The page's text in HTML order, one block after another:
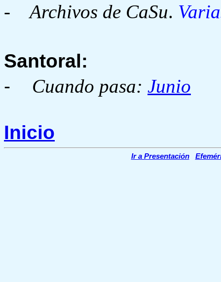
- Archivos de CaSu.
Santoral:
- Cuando pasa: Junio
Inicio
Ir a Presentación